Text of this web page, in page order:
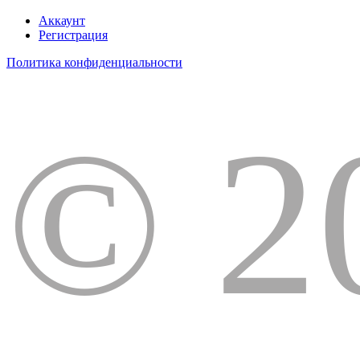
Аккаунт
Регистрация
Политика конфиденциальности
©